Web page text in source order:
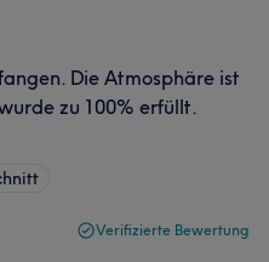
Die Atmosphäre ist
zu 100% erfüllt.
Verifizierte Bewertung